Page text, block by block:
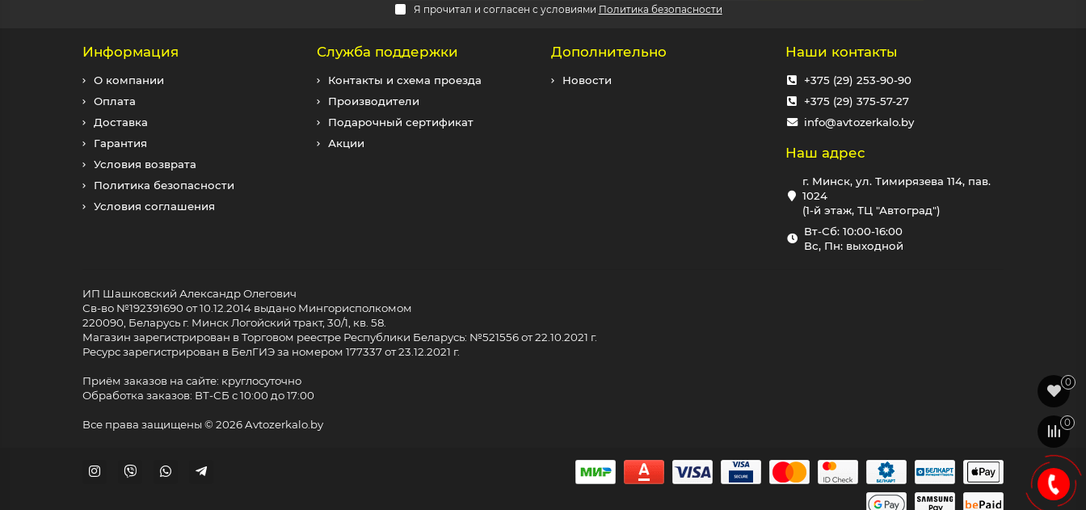
Я прочитал и согласен с условиями Политика безопасности
Информация
О компании
Оплата
Доставка
Гарантия
Условия возврата
Политика безопасности
Условия соглашения
Служба поддержки
Контакты и схема проезда
Производители
Подарочный сертификат
Акции
Дополнительно
Новости
Наши контакты
+375 (29) 253-90-90
+375 (29) 375-57-27
info@avtozerkalo.by
Наш адрес
г. Минск, ул. Тимирязева 114, пав.
1024
(1-й этаж, ТЦ "Автоград")
Вт-Сб: 10:00-16:00
Вс, Пн: выходной
ИП Шашковский Александр Олегович
Св-во №192391690 от 10.12.2014 выдано Мингорисполкомом
220090, Беларусь г. Минск Логойский тракт, 30/1, кв. 58.
Магазин зарегистрирован в Торговом реестре Республики Беларусь: №521556 от 22.10.2021 г.
Ресурс зарегистрирован в БелГИЭ за номером 177337 от 23.12.2021 г.
Приём заказов на сайте: круглосуточно
Обработка заказов: ВТ-СБ с 10:00 до 17:00
Все права защищены © 2026 Avtozerkalo.by
0
0